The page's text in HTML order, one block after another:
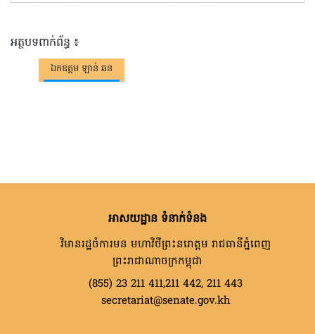
អត្ថបទពាក់ព័ន្ធ ៖
ឯកឧត្តម ឡាន់ ឆន
អាសយដ្ឋាន ទំនាក់ទំនង
វិមានរដ្ឋចំការមន មហាវិថីព្រះនរោត្តម រាជធានីភ្នំពេញ
ព្រះរាជាណាចក្រកម្ពុជា
(855) 23 211 411,211 442, 211 443
secretariat@senate.gov.kh